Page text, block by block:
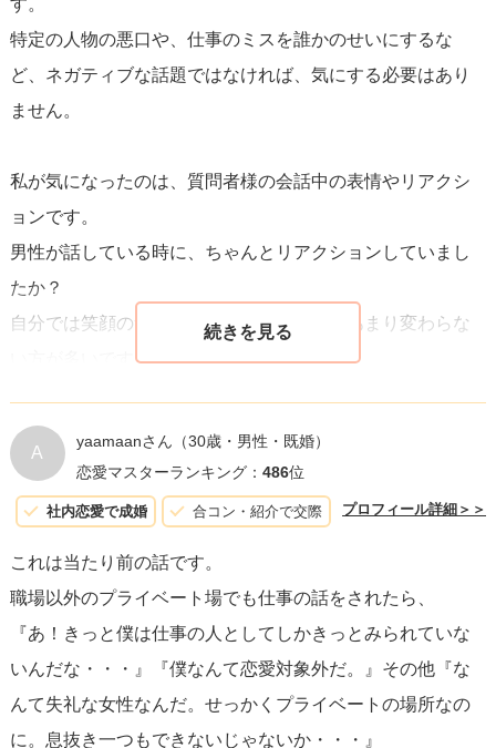
のものだけでなく、相手の個人的な事情や感情も影響して
いる可能性があるということです。人は様々な理由で連絡
を取らなくなることがありますので、あまり自己責任に傾
倒しすぎないようにしましょう。落ち着いて、もう一度連
ださい。
す。
特定の人物の悪口や、仕事のミスを誰かのせいにするな
ど、ネガティブな話題ではなければ、気にする必要はあり
ません。
私が気になったのは、質問者様の会話中の表情やリアクシ
ョンです。
男性が話している時に、ちゃんとリアクションしていまし
たか？
自分では笑顔のつもりでも、普通の表情とあまり変わらな
い方が多いです。
く、声だけで笑っている方もいます。
男性には基本的に、オーバーリアクションで接しましょ
好意が伝わるんじゃないか？と思うほど、笑って、「楽し
い」「嬉しい」を体全体で伝えましょう。そのためには、
正しい姿勢が効果的です。背筋を伸ばすと、笑った時に体
が揺れます。背中が丸まっていると、笑った時に肩だけが
震える、体が丸まりすぎるなど、上品に見えません。今す
A
yaamaanさん （30歳・男性・既婚）
恋愛マスターランキング： 486位
社内恋愛で成婚 合コン・紹介で交際 プロフィール詳細＞＞
これは当たり前の話です。
職場以外のプライベート場でも仕事の話をされたら、
『あ！きっと僕は仕事の人としてしかきっとみられていな
いんだな・・・』『僕なんて恋愛対象外だ。』その他『な
んて失礼な女性なんだ。せっかくプライベートの場所なの
に。息抜き一つもできないじゃないか・・・』